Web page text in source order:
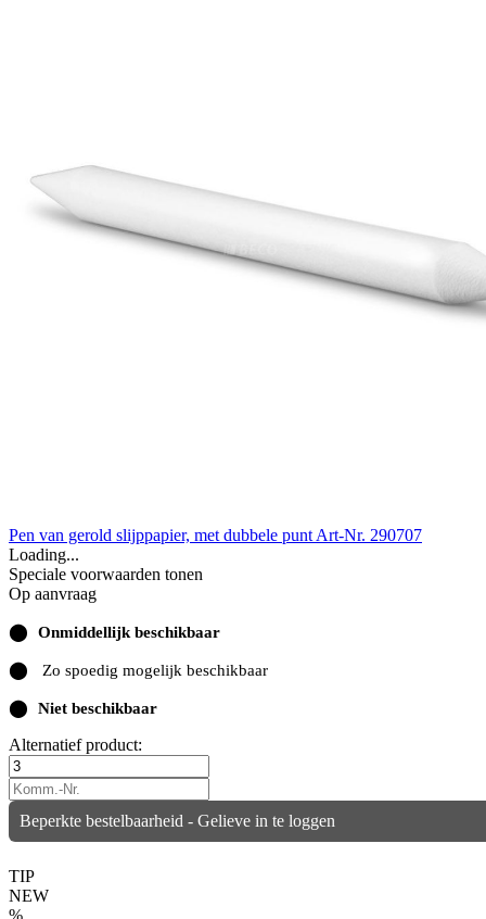
Pen van gerold slijppapier, met dubbele punt Art-Nr. 290707
Loading...
Speciale voorwaarden tonen
Op aanvraag
⬤ Onmiddellijk beschikbaar
⬤ Zo spoedig mogelijk beschikbaar
⬤ Niet beschikbaar
Alternatief product:
Beperkte bestelbaarheid - Gelieve in te loggen
TIP
NEW
%